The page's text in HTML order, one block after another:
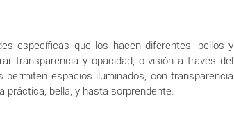
específicas que los hacen diferentes, bellos y
transparencia y opacidad, o visión a través del
espacios iluminados, con transparencia
práctica, bella, y hasta sorprendente.